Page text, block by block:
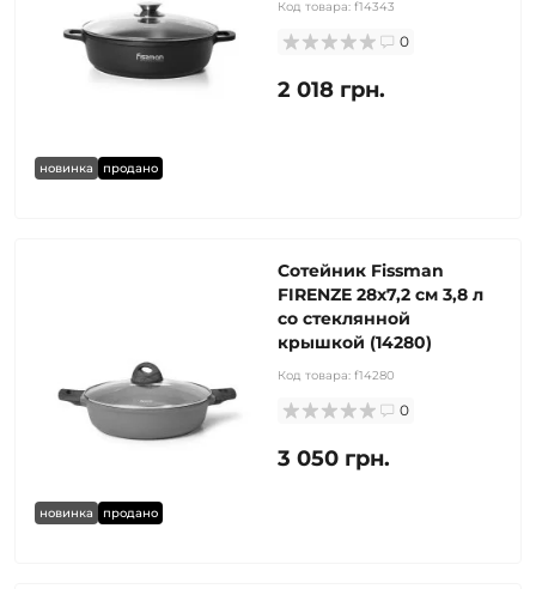
новинка продано
Код товара: f14343
0
2 018 грн.
новинка продано
Сотейник Fissman
FIRENZE 28x7,2 см 3,8 л
со стеклянной
крышкой (14280)
Код товара: f14280
0
3 050 грн.